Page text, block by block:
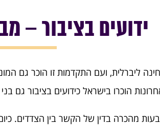
ידועים בציבור –
ליברלית, ועם התקדמות זו הוכר גם
הוכרו בישראל כידועים בציבור
מהכרה בדין של הקשר בין הצדדים.